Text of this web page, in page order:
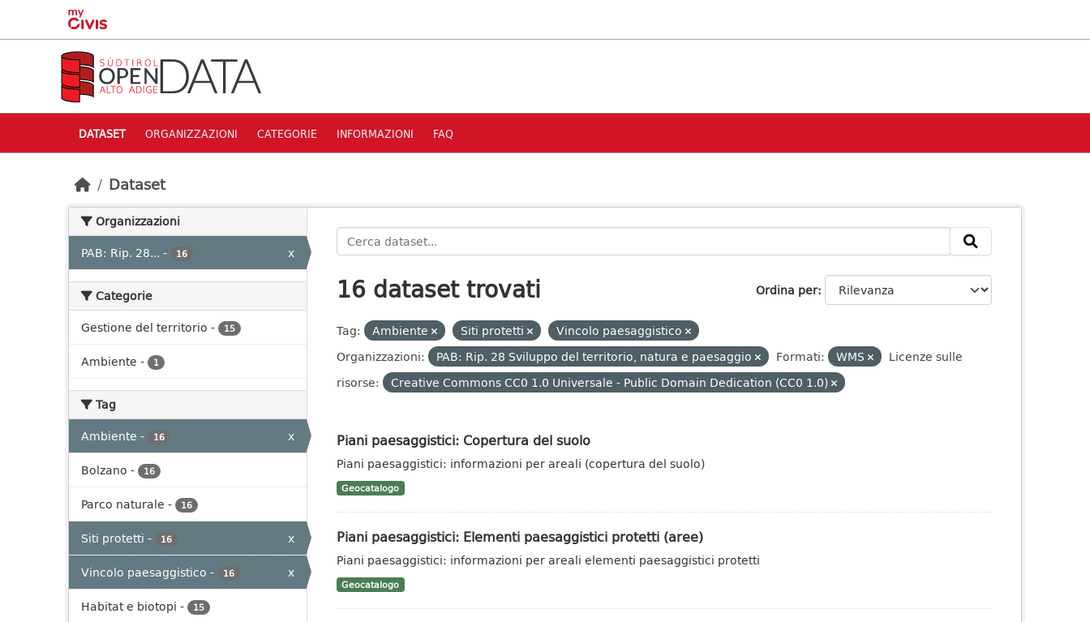
Skip to main content
DATASET ORGANIZZAZIONI CATEGORIE INFORMAZIONI FAQ
Dataset
Organizzazioni
PAB: Rip. 28... - 16 x
Categorie
Gestione del territorio - 15
Ambiente - 1
Tag
Ambiente - 16
x
Bolzano - 16
Parco naturale - 16
Siti protetti - 16
x
Vincolo paesaggistico - 16
x
Habitat e biotopi - 15
Ordina per
16 dataset trovati
Tag: Ambiente Siti protetti
Vincolo paesaggistico
Organizzazioni:
PAB: Rip. 28 Sviluppo del territorio, natura e paesaggio Formati: WMS
Licenze sulle
risorse:
Creative Commons CC0 1.0 Universale - Public Domain Dedication (CC0 1.0)
Piani paesaggistici: Copertura del suolo
Piani paesaggistici: informazioni per areali (copertura del suolo)
Geocatalogo
Piani paesaggistici: Elementi paesaggistici protetti (aree)
Piani paesaggistici: informazioni per areali elementi paesaggistici protetti
Geocatalogo